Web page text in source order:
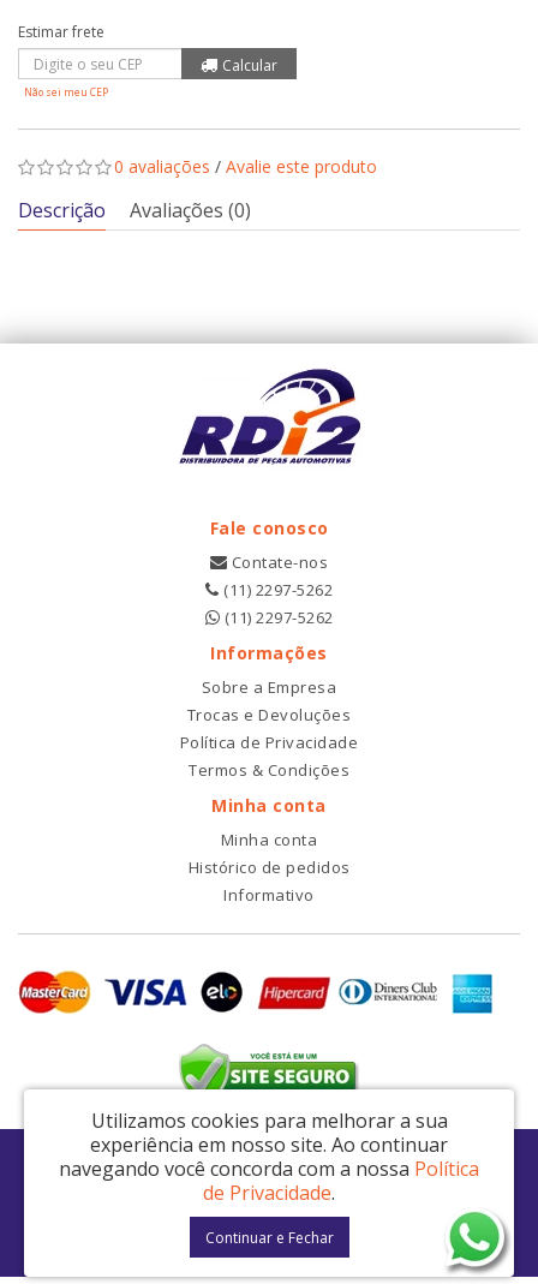
Não sei meu CEP
0 avaliações / Avalie este produto
Descrição Avaliações (0)
Fale conosco
Contate-nos
(11) 2297-5262
(11) 2297-5262
Informações
Sobre a Empresa
Trocas e Devoluções
Política de Privacidade
Termos & Condições
Minha conta
Minha conta
Histórico de pedidos
Informativo
RDI2 Peças Automotivas Ltda - CNPJ: 14.423.428/0001-51
Av. Nordestina, 663 - São Miguel Paulista - São Paulo / SP - CEP: 08021-000
RDI2 © 2026
Utilizamos cookies para melhorar a sua
experiência em nosso site. Ao continuar
navegando você concorda com a nossa Política
de Privacidade.
Continuar e Fechar